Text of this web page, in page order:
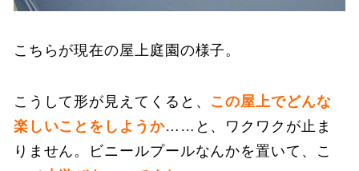
こちらが現在の屋上庭園の様子。
こうして形が見えてくると、 この屋上でどんな
楽しいことをしようか……と、ワクワクが止ま
りません。ビニールプールなんかを置いて、こ